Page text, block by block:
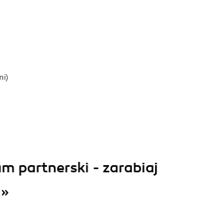
partnerski - zarabiaj